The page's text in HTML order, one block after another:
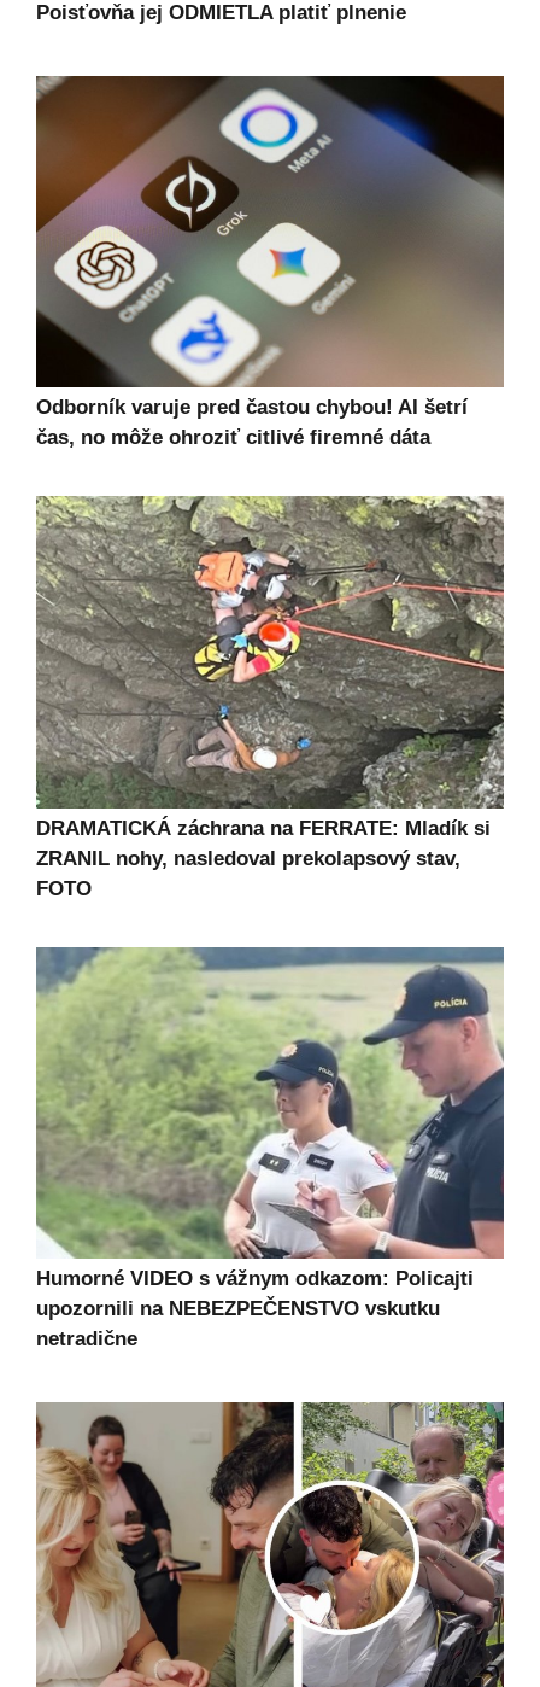
Poisťovňa jej ODMIETLA platiť plnenie
Odborník varuje pred častou chybou! AI šetrí
čas, no môže ohroziť citlivé firemné dáta
DRAMATICKÁ záchrana na FERRATE: Mladík si
ZRANIL nohy, nasledoval prekolapsový stav,
FOTO
Humorné VIDEO s vážnym odkazom: Policajti
upozornili na NEBEZPEČENSTVO vskutku
netradične